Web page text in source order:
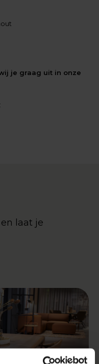
je graag uit in onze
laat je